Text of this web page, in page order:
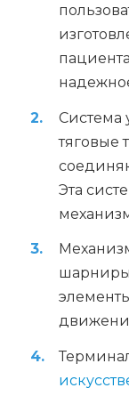
Система
тяговые
Эта